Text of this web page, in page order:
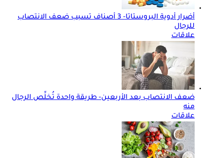
أضرار أدوية البروستاتا- 3 أصناف تسبب ضعف الانتصاب
للرجال
علاقات
ضعف الانتصاب بعد الأربعين- طريقة واحدة تُخلِّص الرجال
منه
علاقات